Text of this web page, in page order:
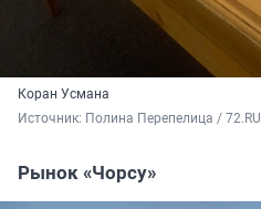
Коран Усмана
Источник: Полина Перепелица / 72.RU
Рынок «Чорсу»